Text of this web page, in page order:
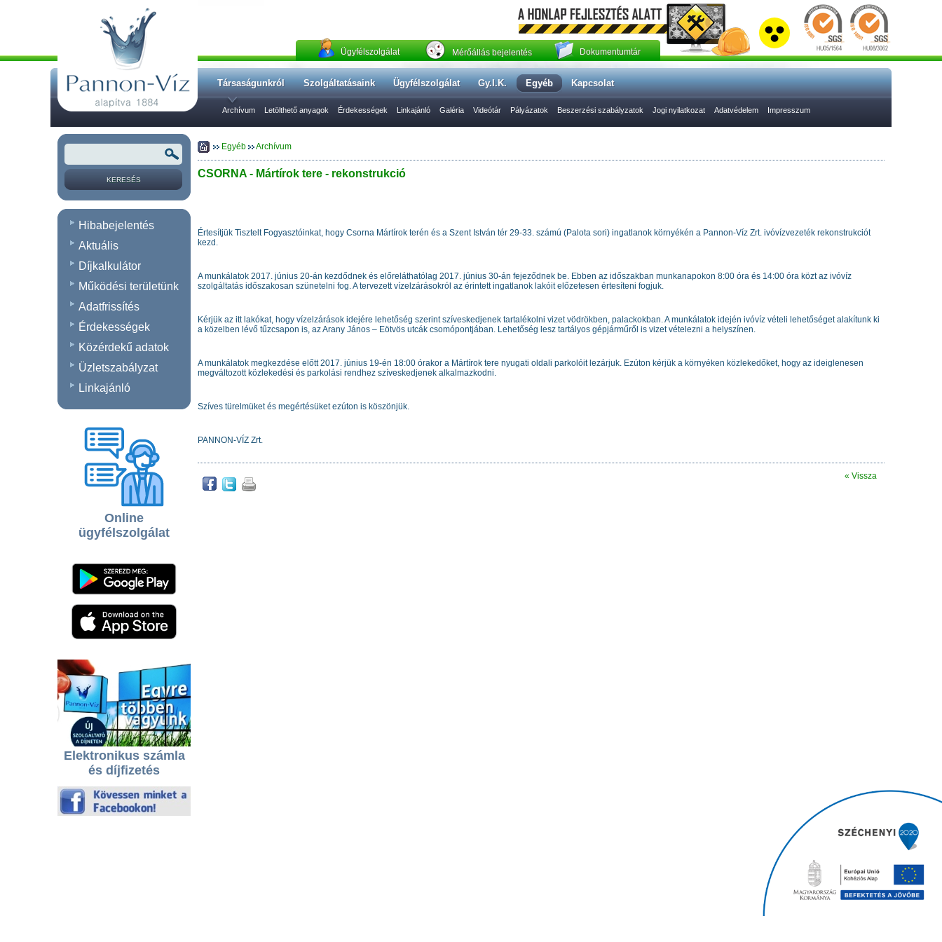
Ügyfélszolgálat Mérőállás bejelentés Dokumentumtár
Társaságunkról Szolgáltatásaink Ügyfélszolgálat Gy.I.K. Egyéb Kapcsolat
Archívum Letölthető anyagok Érdekességek Linkajánló Galéria Videótár Pályázatok Beszerzési szabályzatok Jogi nyilatkozat Adatvédelem Impresszum
Hibabejelentés
Aktuális
Díjkalkulátor
Működési területünk
Adatfrissítés
Érdekességek
Közérdekű adatok
Üzletszabályzat
Linkajánló
Online
ügyfélszolgálat
Elektronikus számla
és díjfizetés
Egyéb Archívum
CSORNA - Mártírok tere - rekonstrukció
Értesítjük Tisztelt Fogyasztóinkat, hogy Csorna Mártírok terén és a Szent István tér 29-33. számú (Palota sori) ingatlanok környékén a Pannon-Víz Zrt. ivóvízvezeték rekonstrukciót
kezd.
A munkálatok 2017. június 20-án kezdődnek és előreláthatólag 2017. június 30-án fejeződnek be. Ebben az időszakban munkanapokon 8:00 óra és 14:00 óra közt az ivóvíz
szolgáltatás időszakosan szünetelni fog. A tervezett vízelzárásokról az érintett ingatlanok lakóit előzetesen értesíteni fogjuk.
Kérjük az itt lakókat, hogy vízelzárások idejére lehetőség szerint szíveskedjenek tartalékolni vizet vödrökben, palackokban. A munkálatok idején ivóvíz vételi lehetőséget alakítunk ki
a közelben lévő tűzcsapon is, az Arany János – Eötvös utcák csomópontjában. Lehetőség lesz tartályos gépjárműről is vizet vételezni a helyszínen.
A munkálatok megkezdése előtt 2017. június 19-én 18:00 órakor a Mártírok tere nyugati oldali parkolóit lezárjuk. Ezúton kérjük a környéken közlekedőket, hogy az ideiglenesen
megváltozott közlekedési és parkolási rendhez szíveskedjenek alkalmazkodni.
Szíves türelmüket és megértésüket ezúton is köszönjük.
PANNON-VÍZ Zrt.
« Vissza